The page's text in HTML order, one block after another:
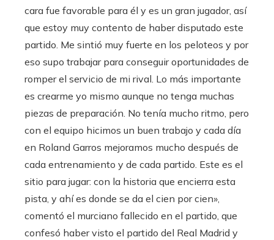
cara fue favorable para él y es un gran jugador, así
que estoy muy contento de haber disputado este
partido. Me sintió muy fuerte en los peloteos y por
eso supo trabajar para conseguir oportunidades de
romper el servicio de mi rival. Lo más importante
es crearme yo mismo aunque no tenga muchas
piezas de preparación. No tenía mucho ritmo, pero
con el equipo hicimos un buen trabajo y cada día
en Roland Garros mejoramos mucho después de
cada entrenamiento y de cada partido. Este es el
sitio para jugar: con la historia que encierra esta
pista, y ahí es donde se da el cien por cien»,
comentó el murciano fallecido en el partido, que
confesó haber visto el partido del Real Madrid y